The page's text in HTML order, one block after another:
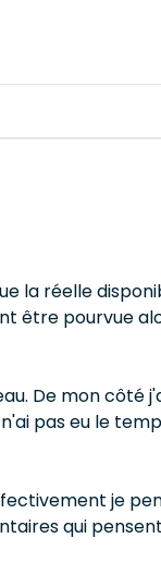
la réelle
être pourvue
De mon côté
pas eu le
je
qui